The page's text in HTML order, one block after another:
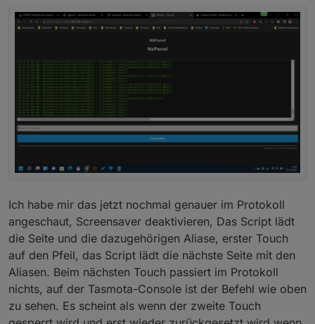
Ich habe mir das jetzt nochmal genauer im Protokoll
angeschaut, Screensaver deaktivieren, Das Script lädt
die Seite und die dazugehörigen Aliase, erster Touch
auf den Pfeil, das Script lädt die nächste Seite mit den
Aliasen. Beim nächsten Touch passiert im Protokoll
nichts, auf der Tasmota-Console ist der Befehl wie oben
zu sehen. Es scheint als wenn der zweite Touch